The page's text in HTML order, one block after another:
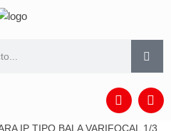
IP TIPO BALA VARIFOCAL 1/3